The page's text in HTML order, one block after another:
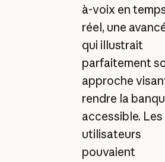
à-voix en
réel, une
qui illustrait
parfaitement
approche
rendre la
accessible. Les
utilisateurs
pouvaient